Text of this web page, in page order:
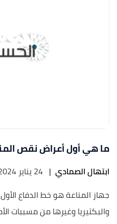
ما هي أول أعراض نقص
ابتهال الصمادي | 24 يناير 2024
جهاز المناعة هو خط الدفاع
والبكتيريا وغيرها من مسببات